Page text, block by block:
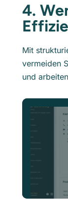
4.
Mit
vermeiden
und